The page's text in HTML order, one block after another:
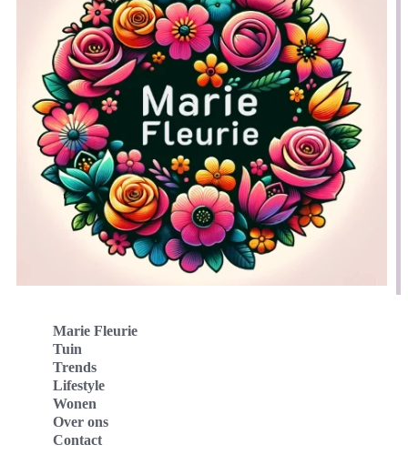
Marie Fleurie
Tuin
Trends
Lifestyle
Wonen
Over ons
Contact